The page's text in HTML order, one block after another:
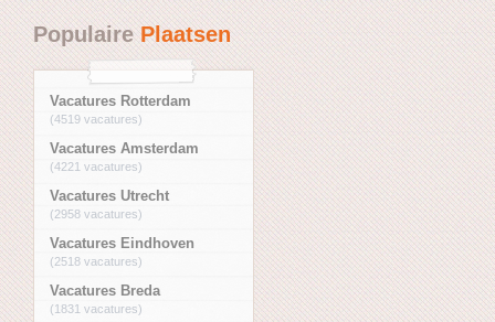
PopulairePlaatsen
Vacatures Rotterdam
(4519 vacatures)
Vacatures Amsterdam
(4221 vacatures)
Vacatures Utrecht
(2958 vacatures)
Vacatures Eindhoven
(2518 vacatures)
Vacatures Breda
(1831 vacatures)